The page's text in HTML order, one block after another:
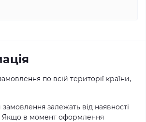
по всій території країни,
залежать від наявності
Якщо в момент оформлення